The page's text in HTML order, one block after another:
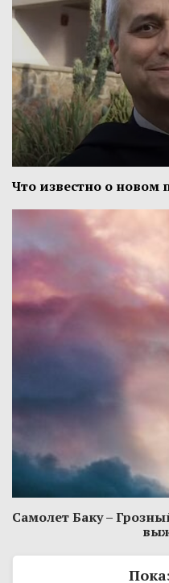
Что известно о новом
Самолет Баку –